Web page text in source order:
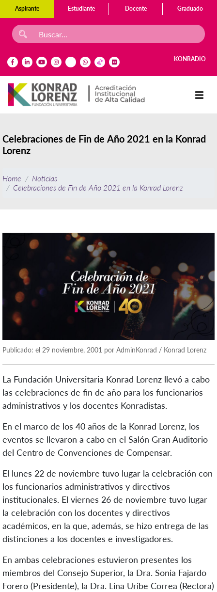
Aspirante Estudiante Docente Graduado
KONRADIO
Celebraciones de Fin de Año 2021 en la Konrad
Lorenz
Home
Noticias
Celebraciones de Fin de Año 2021 en la Konrad Lorenz
Publicado: el 29 noviembre, 2001 por AdminKonrad / Konrad Lorenz
La Fundación Universitaria Konrad Lorenz llevó a cabo
las celebraciones de fin de año para los funcionarios
administrativos y los docentes Konradistas.
En el marco de los 40 años de la Konrad Lorenz, los
eventos se llevaron a cabo en el Salón Gran Auditorio
del Centro de Convenciones de Compensar.
El lunes 22 de noviembre tuvo lugar la celebración con
los funcionarios administrativos y directivos
institucionales. El viernes 26 de noviembre tuvo lugar
la celebración con los docentes y directivos
académicos, en la que, además, se hizo entrega de las
distinciones a los docentes e investigadores.
En ambas celebraciones estuvieron presentes los
miembros del Consejo Superior, la Dra. Sonia Fajardo
Forero (Presidente), la Dra. Lina Uribe Correa (Rectora)